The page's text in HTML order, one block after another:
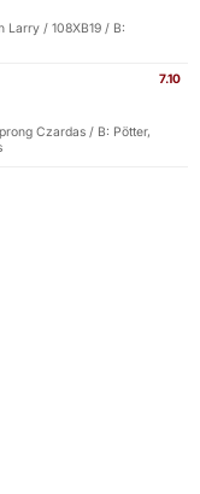
/ 108XB19 / B:
7.10
Czardas / B: Pötter,